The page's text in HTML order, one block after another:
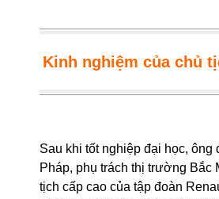
Kinh nghiệm của chủ
Sau khi tốt nghiệp đại học, ông
Pháp, phụ trách thị trường
tịch cấp cao của tập đoàn